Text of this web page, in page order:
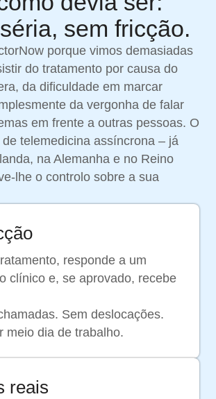
sem fricção.
porque vimos demasiadas
do tratamento por causa do
da dificuldade em marcar
da vergonha de falar
em frente a outras pessoas. O
telemedicina assíncrona – já
na Alemanha e no Reino
lhe o controlo sobre a sua
responde a um
clínico e, se aprovado, recebe
Sem deslocações.
meio dia de trabalho.
reais